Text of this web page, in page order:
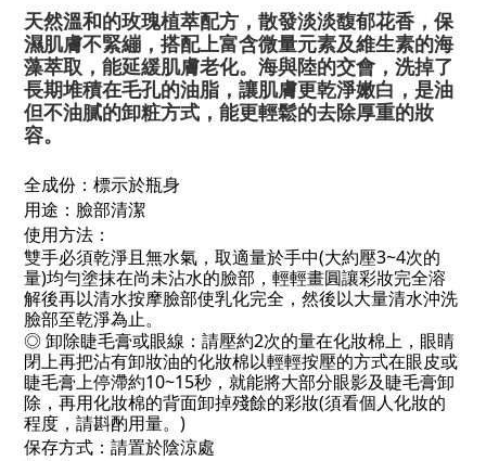
天然溫和的玫瑰植萃配方，散發淡淡馥郁花香，保
濕肌膚不緊繃，搭配上富含微量元素及維生素的海
藻萃取，能延緩肌膚老化。海與陸的交會，洗掉了
長期堆積在毛孔的油脂，讓肌膚更乾淨嫩白，是油
但不油膩的卸粧方式，能更輕鬆的去除厚重的妝
容。
全成份：標示於瓶身
用途： 臉部清潔
使用方法：
雙手必須乾淨且無水氣，取適量於手中(大約壓3~4次的
量)均勻塗抹在尚未沾水的臉部，輕輕畫圓讓彩妝完全溶
解後再以清水按摩臉部使乳化完全，然後以大量清水沖洗
臉部至乾淨為止。
◎ 卸除睫毛膏或眼線：請壓約2次的量在化妝棉上，眼睛
閉上再把沾有卸妝油的化妝棉以輕輕按壓的方式在眼皮或
睫毛膏上停滯約10~15秒，就能將大部分眼影及睫毛膏卸
除，再用化妝棉的背面卸掉殘餘的彩妝(須看個人化妝的
程度，請斟酌用量。)
保存方式：請置於陰涼處